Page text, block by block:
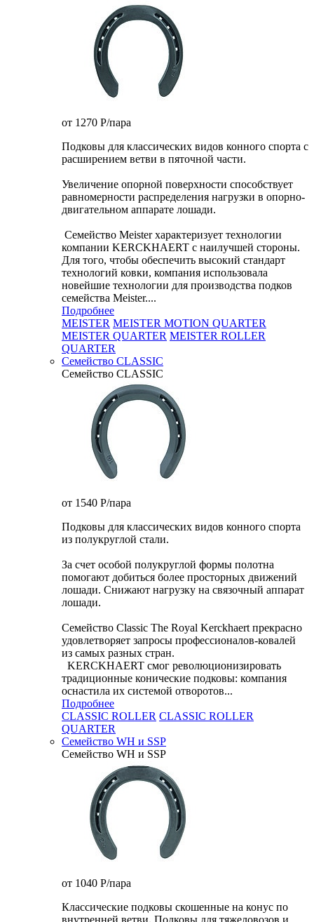
от 1270 P/пара
Подковы для классических видов конного спорта с
расширением ветви в пяточной части.
Увеличение опорной поверхности способствует
равномерности распределения нагрузки в опорно-
двигательном аппарате лошади.
Семейство Meister характеризует технологии
компании KERCKHAERT с наилучшей стороны.
Для того, чтобы обеспечить высокий стандарт
технологий ковки, компания использовала
новейшие технологии для производства подков
семейства Meister....
Подробнее
MEISTER MEISTER MOTION QUARTER
MEISTER QUARTER MEISTER ROLLER
QUARTER
Семейство CLASSIC
Семейство CLASSIC
от 1540 P/пара
Подковы для классических видов конного спорта
из полукруглой стали.
За счет особой полукруглой формы полотна
помогают добиться более просторных движений
лошади. Снижают нагрузку на связочный аппарат
лошади.
Семейство Classic The Royal Kerckhaert прекрасно
удовлетворяет запросы профессионалов-ковалей
из самых разных стран.
KERCKHAERT смог революционизировать
традиционные конические подковы: компания
оснастила их системой отворотов...
Подробнее
CLASSIC ROLLER CLASSIC ROLLER
QUARTER
Семейство WH и SSP
Семейство WH и SSP
от 1040 P/пара
Классические подковы скошенные на конус по
внутренней ветви. Подковы для тяжеловозов и